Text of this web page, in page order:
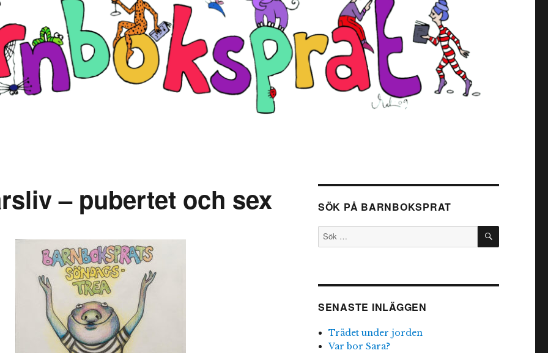
– pubertet och sex SÖK PÅ BARNBOKSPRAT
Sök
efter:
SÖK
SENASTE INLÄGGEN
Trädet under jorden
Var bor Sara?